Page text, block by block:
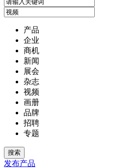
产品
企业
商机
新闻
展会
杂志
视频
画册
品牌
招聘
专题
发布产品